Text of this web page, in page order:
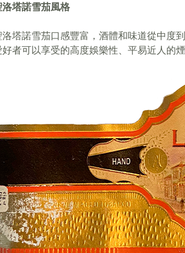
洛塔諾雪茄風格
洛塔諾雪茄口感豐富，酒體和味道從中度
者可以享受的高度娛樂性、平易近人的煙